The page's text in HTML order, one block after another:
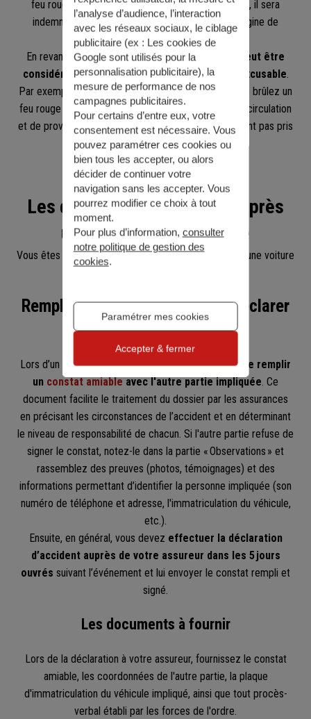
feu rouge ou après avoir franchi une ligne continue, il sera
indemnisé, même si son comportement est à l’origine de
l’accident.
En revanche,l’accumulation de fautes graves peut être
considérée par la justice comme une faute inexcusable
Par exemple, si vous empruntez un sens interdit, puis brûlez un
feu rouge avant de vous engager à contresens de la circulation
et de provoquer un accident, vos dommages ne seront pas pris
en charge par l’assureur adverse.
Les démarches à effectuer après
un accident vélo-voiture
Vous êtes victime d’un accident avec un vélo contre une voiture
Remplir un constat amiable et déclarer
l'accident à l’assureur
Lors d’un accident,il est vivement recommandé de remplir
un constat amiableavec l'autre partie impliquée. Ce
document facilite le traitement du dossier par les assurances
en précisant les circonstances de l’accident et en déterminant
le niveau de responsabilité de chacun. Si l'autre partie refuse de
signer le constat, notez-le dans la partie « Observations » et
rassemblez des preuves (photos, témoignages) et des
informations permettant d’identifier la personne impliquée (son
numéro de téléphone et adresse, l'immatriculation du véhicule,
etc.).
Ensuite, en général, vous devez effectuer la déclaration
d’accident auprès de votre assureur dans les 5 jours
ouvrés suivant l’événement et lui envoyer le constat rempli et
signé.
Les documents à fournir
Lors de la déclaration à votre assureur, fournissez le constat
amiable, les coordonnées de l'autre partie, la plaque
d'immatriculation du véhicule impliqué, ainsi que tout procès-
verbal établi par les forces de l'ordre.
l’analyse d’audience, l’interaction
avec les réseaux sociaux, le ciblage
publicitaire (ex : Les cookies de
Google sont utilisés pour la
personnalisation publicitaire), la
mesure de performance de nos
campagnes publicitaires.
Pour certains d’entre eux, votre
consentement est nécessaire. Vous
pouvez paramétrer ces cookies ou
bien tous les accepter, ou alors
décider de continuer votre
navigation sans les accepter. Vous
pourrez modifier ce choix à tout
moment.
Pour plus d’information, consulter
notre politique de gestion des
cookies.
Paramétrer mes cookies
Accepter & fermer